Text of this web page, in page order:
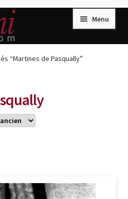
Menu
“Martines de Pasqually”